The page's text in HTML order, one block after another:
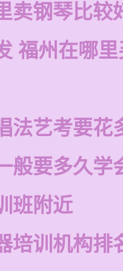
卖钢琴比较
福州在哪
法艺考要花
般要多久学
班附近
培训机构排